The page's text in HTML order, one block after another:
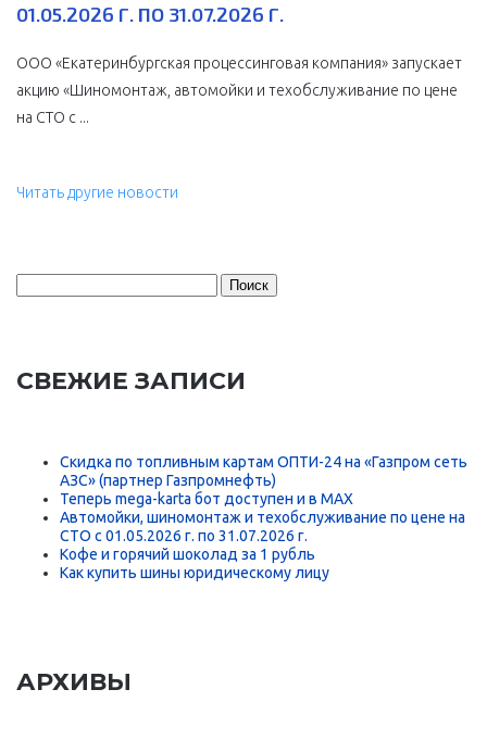
01.05.2026 Г. ПО 31.07.2026 Г.
ООО «Екатеринбургская процессинговая компания» запускает
акцию «Шиномонтаж, автомойки и техобслуживание по цене
на СТО с ...
Читать другие новости
СВЕЖИЕ ЗАПИСИ
Скидка по топливным картам ОПТИ-24 на «Газпром сеть
АЗС» (партнер Газпромнефть)
Теперь mega-karta бот доступен и в MAX
Автомойки, шиномонтаж и техобслуживание по цене на
СТО с 01.05.2026 г. по 31.07.2026 г.
Кофе и горячий шоколад за 1 рубль
Как купить шины юридическому лицу
АРХИВЫ